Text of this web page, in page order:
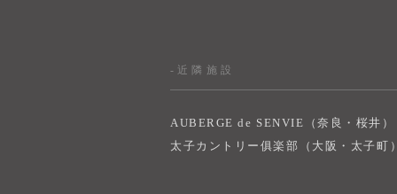
-近隣施設
AUBERGE de SENVIE（奈良・桜井）
太子カントリー俱楽部（大阪・太子町）